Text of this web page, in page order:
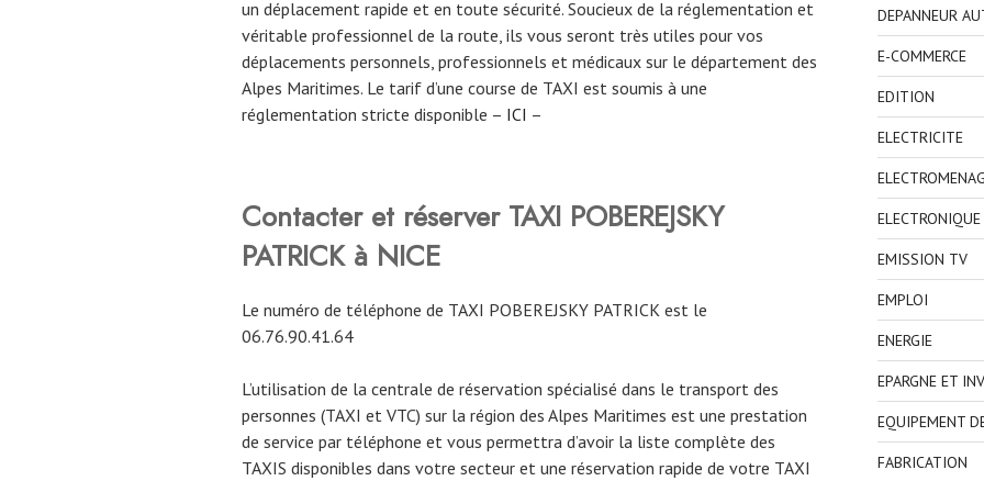
un déplacement rapide et en toute sécurité. Soucieux de la réglementation et
véritable professionnel de la route, ils vous seront très utiles pour vos
déplacements personnels, professionnels et médicaux sur le département des
Alpes Maritimes. Le tarif d’une course de TAXI est soumis à une
réglementation stricte disponible – ICI –
Contacter et réserver TAXI POBEREJSKY
PATRICK à NICE
Le numéro de téléphone de TAXI POBEREJSKY PATRICK est le
06.76.90.41.64
L’utilisation de la centrale de réservation spécialisé dans le transport des
personnes (TAXI et VTC) sur la région des Alpes Maritimes est une prestation
de service par téléphone et vous permettra d’avoir la liste complète des
TAXIS disponibles dans votre secteur et une réservation rapide de votre TAXI
DEPANNEUR
E-COMMERCE
EDITION
ELECTRICITE
EMISSION TV
EMPLOI
ENERGIE
EPARGNE ET
EQUIPEMENT
FABRICATION